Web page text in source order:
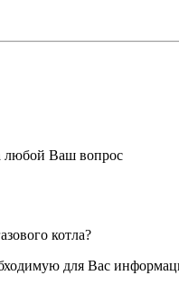
любой Ваш вопрос
котла?
для Вас